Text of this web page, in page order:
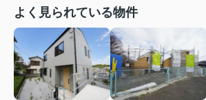
よく見られている物件